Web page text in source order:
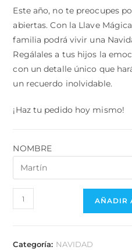
Este año, no te preocupes
abiertas. Con la Llave
familia podrá vivir una
Regálales a tus hijos la
con un detalle único que
un recuerdo inolvidable.
¡Haz tu pedido hoy mismo!
NOMBRE
AÑADIR
Categoría: NAVIDAD